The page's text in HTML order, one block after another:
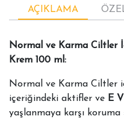
AÇIKLAMA
Normal ve Karma Ciltler
Krem 100 ml:
Normal ve Karma Ciltler
içeriğindeki aktifler ve E
yaşlanmaya karşı koruma